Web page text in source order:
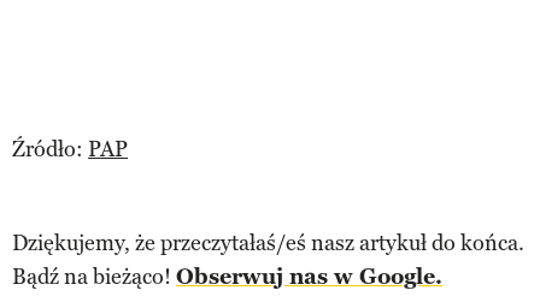
Źródło: PAP
Dziękujemy, że przeczytałaś/eś nasz artykuł do końca.
Bądź na bieżąco! Obserwuj nas w Google.